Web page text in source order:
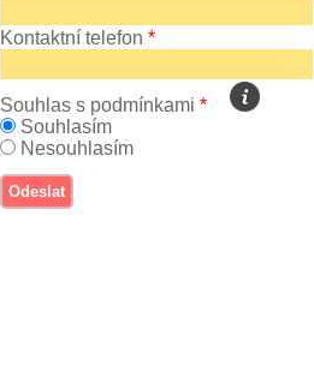
Kontaktní telefon *
Souhlas s podmínkami *
Souhlasím
Nesouhlasím